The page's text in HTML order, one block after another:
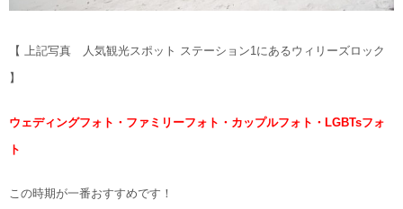
【 上記写真 人気観光スポット ステーション1にあるウィリーズロック
】
ウェディングフォト・ファミリーフォト・カップルフォト・LGBTsフォ
ト
この時期が一番おすすめです！